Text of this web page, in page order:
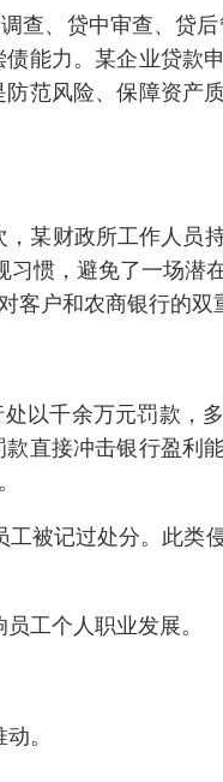
查、贷中审查、贷后
能力。某企业贷款
范风险、保障资产
某财政所工作人员
习惯，避免了一场潜
户和农商银行的双
以千余万元罚款，
直接冲击银行盈利
被记过处分。此类
工个人职业发展。
。